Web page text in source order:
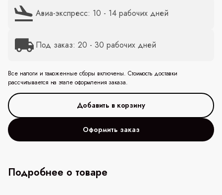
Авиа-экспресс: 10 - 14 рабочих дней
Под заказ: 20 - 30 рабочих дней
Все налоги и таможенные сборы включены. Стоимость доставки
рассчитывается на этапе оформления заказа.
Оформить заказ
Подробнее о товаре